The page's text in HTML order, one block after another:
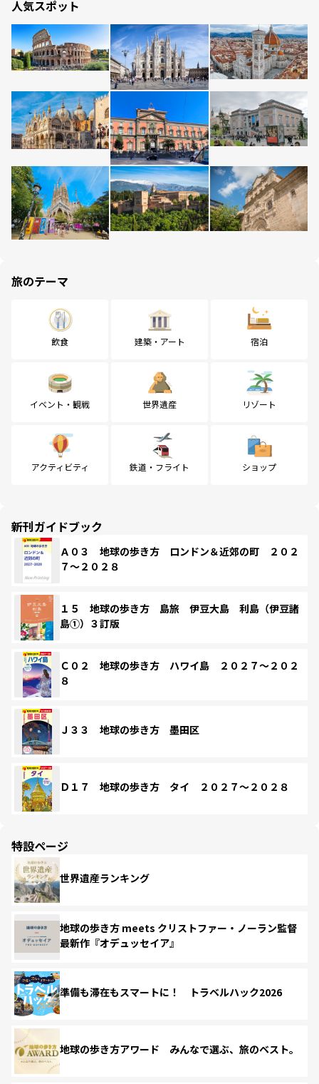
人気スポット
旅のテーマ
飲食 建築・アート 宿泊
イベント・観戦 世界遺産 リゾート
アクティビティ 鉄道・フライト ショップ
新刊ガイドブック
Ａ０３ 地球の歩き方 ロンドン＆近郊の町 ２０２
７～２０２８
１５ 地球の歩き方 島旅 伊豆大島 利島（伊豆諸
島①）３訂版
Ｃ０２ 地球の歩き方 ハワイ島 ２０２７～２０２
８
Ｊ３３ 地球の歩き方 墨田区
Ｄ１７ 地球の歩き方 タイ ２０２７～２０２８
特設ページ
世界遺産ランキング
地球の歩き方 meets クリストファー・ノーラン監督
最新作『オデュッセイア』
準備も滞在もスマートに！ トラベルハック2026
地球の歩き方アワード みんなで選ぶ、旅のベスト。